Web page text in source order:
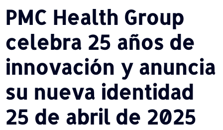
PMC Health Group
celebra 25 años de
innovación y anuncia
su nueva identidad
25 de abril de 2025